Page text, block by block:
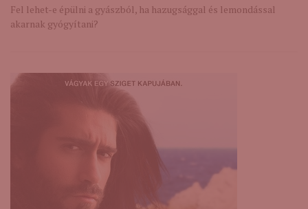
Fel lehet-e épülni a gyászból, ha hazugsággal és lemondással
akarnak gyógyítani?